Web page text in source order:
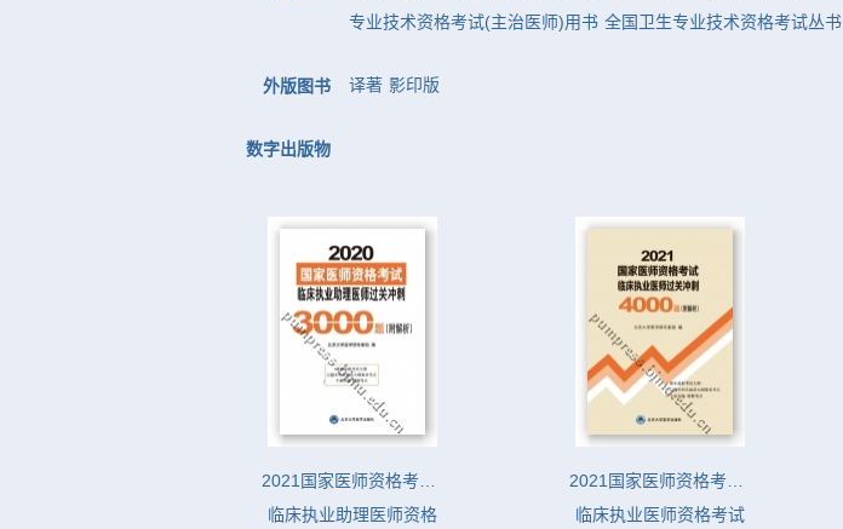
专业技术资格考试(主治医师)用书 全国卫生专业技术资格考试丛书
外版图书 译著 影印版
数字出版物
2021国家医师资格考试
临床执业助理医师资格
2021国家医师资格考试
临床执业医师资格考试